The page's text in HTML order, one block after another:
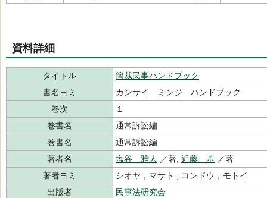
資料詳細
タイトル
簡裁民事ハンドブック
書名ヨミ
カンサイ ミンジ ハンドブック
巻次
１
巻書名
通常訴訟編
巻書名
通常訴訟編
著者名
塩谷 雅人 ／著, 近藤 基 ／著
著者ヨミ
シオヤ，マサト , コンドウ，モトイ
出版者
民事法研究会